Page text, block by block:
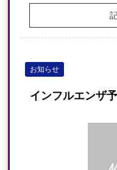
インフルエンザ
お知らせ